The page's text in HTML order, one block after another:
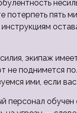
потерпеть пять
экипаж
не поднимется
ими, если
персонал